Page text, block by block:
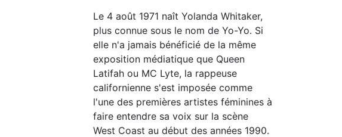
Le 4 août 1971 naît Yolanda Whitaker,
plus connue sous le nom de Yo-Yo. Si
elle n'a jamais bénéficié de la même
exposition médiatique que Queen
Latifah ou MC Lyte, la rappeuse
californienne s'est imposée comme
l'une des premières artistes féminines à
faire entendre sa voix sur la scène
West Coast au début des années 1990.